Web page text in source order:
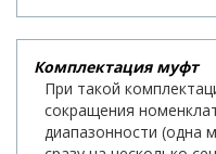
Комплектация муфт
При такой
сокращения
диапазонности (одна